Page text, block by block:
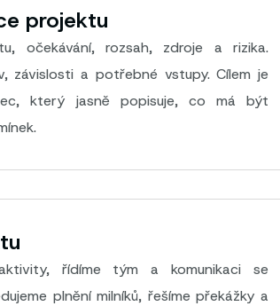
projektu
očekávání, rozsah, zdroje a rizika.
závislosti a potřebné vstupy. Cílem je
který jasně popisuje, co má být
aktivity, řídíme tým a komunikaci se
plnění milníků, řešíme překážky a